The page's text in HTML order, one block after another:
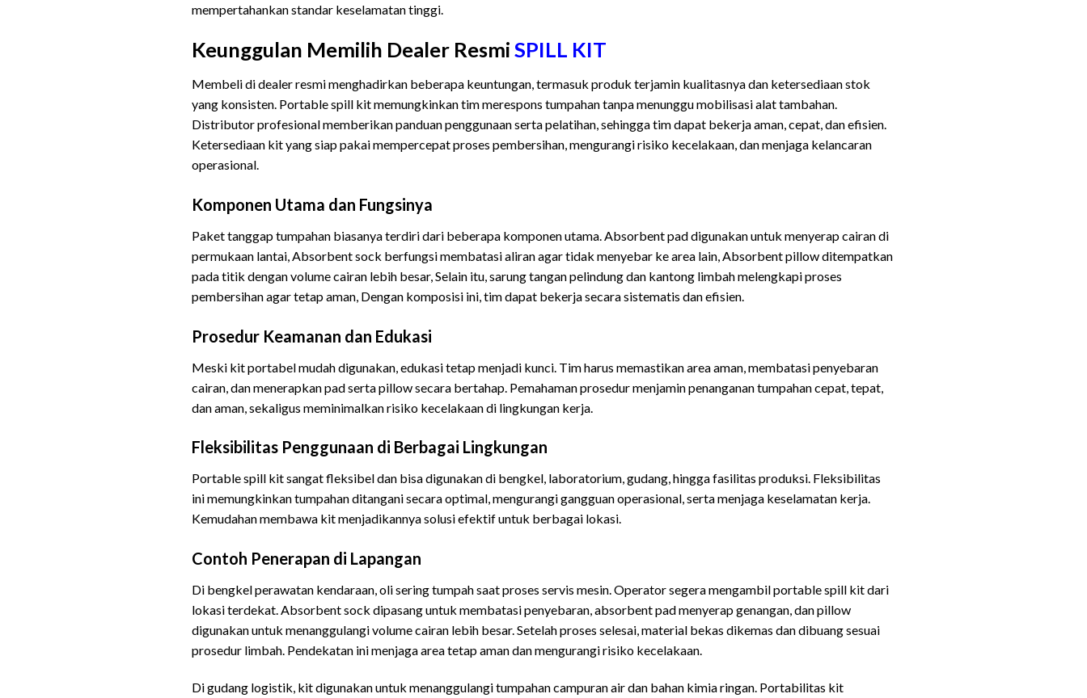
mempertahankan standar keselamatan tinggi.
Keunggulan Memilih Dealer Resmi SPILL KIT
Membeli di dealer resmi menghadirkan beberapa keuntungan, termasuk produk terjamin kualitasnya dan ketersediaan stok
yang konsisten. Portable spill kit memungkinkan tim merespons tumpahan tanpa menunggu mobilisasi alat tambahan.
Distributor profesional memberikan panduan penggunaan serta pelatihan, sehingga tim dapat bekerja aman, cepat, dan efisien.
Ketersediaan kit yang siap pakai mempercepat proses pembersihan, mengurangi risiko kecelakaan, dan menjaga kelancaran
operasional.
Komponen Utama dan Fungsinya
Paket tanggap tumpahan biasanya terdiri dari beberapa komponen utama. Absorbent pad digunakan untuk menyerap cairan di
permukaan lantai, Absorbent sock berfungsi membatasi aliran agar tidak menyebar ke area lain, Absorbent pillow ditempatkan
pada titik dengan volume cairan lebih besar, Selain itu, sarung tangan pelindung dan kantong limbah melengkapi proses
pembersihan agar tetap aman, Dengan komposisi ini, tim dapat bekerja secara sistematis dan efisien.
Prosedur Keamanan dan Edukasi
Meski kit portabel mudah digunakan, edukasi tetap menjadi kunci. Tim harus memastikan area aman, membatasi penyebaran
cairan, dan menerapkan pad serta pillow secara bertahap. Pemahaman prosedur menjamin penanganan tumpahan cepat, tepat,
dan aman, sekaligus meminimalkan risiko kecelakaan di lingkungan kerja.
Fleksibilitas Penggunaan di Berbagai Lingkungan
Portable spill kit sangat fleksibel dan bisa digunakan di bengkel, laboratorium, gudang, hingga fasilitas produksi. Fleksibilitas
ini memungkinkan tumpahan ditangani secara optimal, mengurangi gangguan operasional, serta menjaga keselamatan kerja.
Kemudahan membawa kit menjadikannya solusi efektif untuk berbagai lokasi.
Contoh Penerapan di Lapangan
Di bengkel perawatan kendaraan, oli sering tumpah saat proses servis mesin. Operator segera mengambil portable spill kit dari
lokasi terdekat. Absorbent sock dipasang untuk membatasi penyebaran, absorbent pad menyerap genangan, dan pillow
digunakan untuk menanggulangi volume cairan lebih besar. Setelah proses selesai, material bekas dikemas dan dibuang sesuai
prosedur limbah. Pendekatan ini menjaga area tetap aman dan mengurangi risiko kecelakaan.
Di gudang logistik, kit digunakan untuk menanggulangi tumpahan campuran air dan bahan kimia ringan. Portabilitas kit